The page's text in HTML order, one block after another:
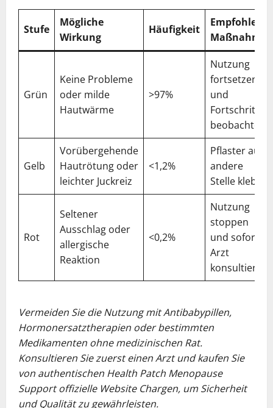
Stufe
Mögliche
Wirkung
Häufigkeit
Empfohlene
Maßnahme
Grün
Keine Probleme
oder milde
Hautwärme
>97%
Nutzung
fortsetzen
und
Fortschritt
beobachten
Gelb
Vorübergehende
Hautrötung oder
leichter Juckreiz
<1,2%
Pflaster auf
andere
Stelle kleben
Rot
Seltener
Ausschlag oder
allergische
Reaktion
<0,2%
Nutzung
stoppen
und sofort
Arzt
konsultieren
Vermeiden Sie die Nutzung mit Antibabypillen,
Hormonersatztherapien oder bestimmten
Medikamenten ohne medizinischen Rat.
Konsultieren Sie zuerst einen Arzt und kaufen Sie
von authentischen Health Patch Menopause
Support offizielle Website Chargen, um Sicherheit
und Qualität zu gewährleisten.